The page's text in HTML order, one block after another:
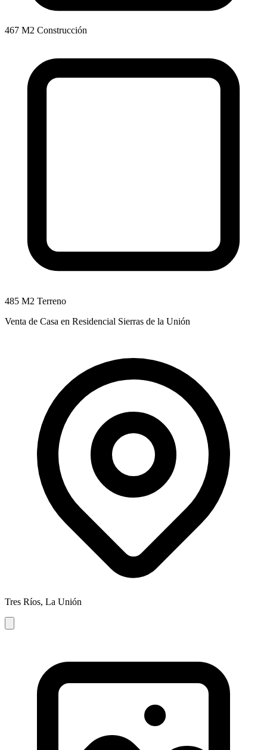
467 M2 Construcción
485 M2 Terreno
Venta de Casa en Residencial Sierras de la Unión
Tres Ríos, La Unión